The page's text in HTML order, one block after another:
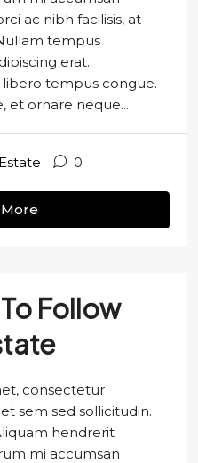
ac nibh facilisis, at
tempus
erat.
libero tempus congue.
et ornare neque...
0
Follow
consectetur
sem sed sollicitudin.
hendrerit
mi accumsan